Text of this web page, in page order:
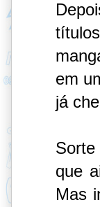
em
já
Sorte
que
Mas